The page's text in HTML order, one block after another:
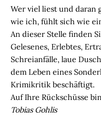
Wer viel liest und daran
wie ich, fühlt sich wie
An dieser Stelle finden
Gelesenes, Erlebtes,
Schreianfälle, laue
dem Leben eines
Krimikritik beschäftigt.
Auf Ihre Rückschüsse
Tobias Gohlis